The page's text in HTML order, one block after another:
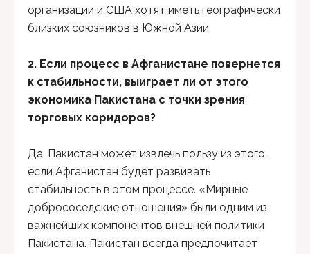
организации и США хотят иметь географически
близких союзников в Южной Азии.
2. Если процесс в Афганистане повернется
к стабильности, выиграет ли от этого
экономика Пакистана с точки зрения
торговых коридоров?
Да, Пакистан может извлечь пользу из этого,
если Афганистан будет развивать
стабильность в этом процессе. «Мирные
добрососедские отношения» были одним из
важнейших компонентов внешней политики
Пакистана. Пакистан всегда предпочитает